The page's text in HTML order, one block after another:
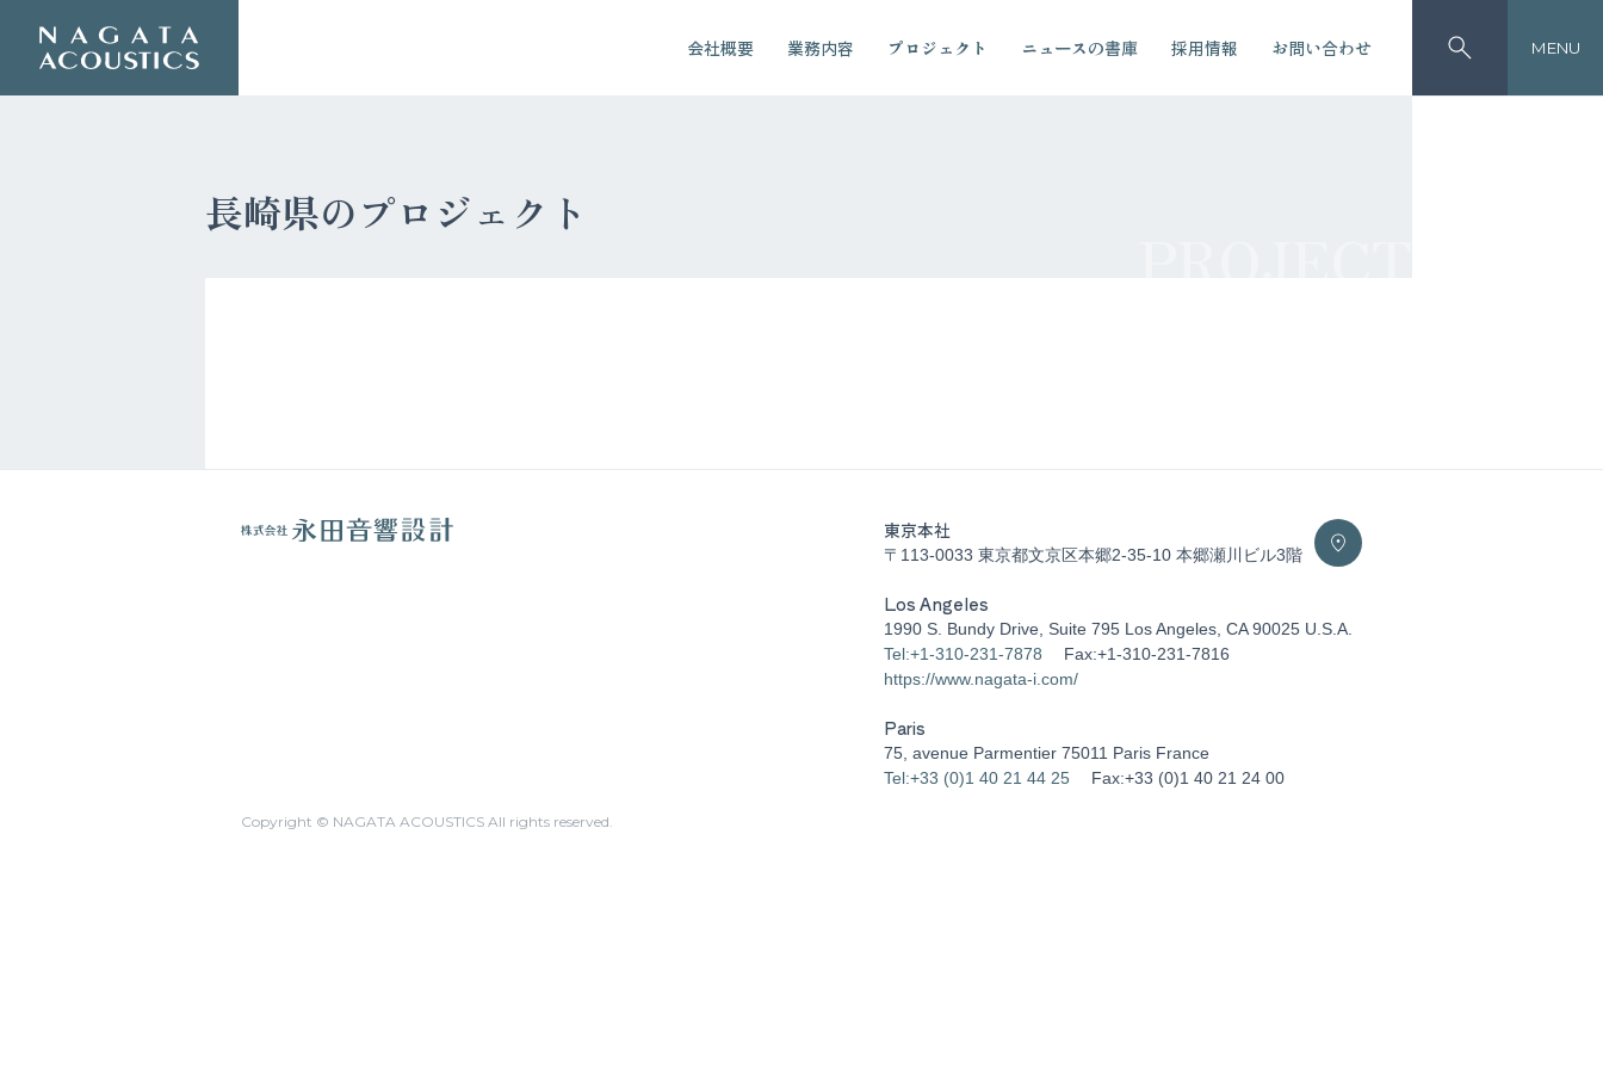
会社概要 業務内容 プロジェクト ニュースの書庫 採用情報 お問い合わせ MENU
長崎県のプロジェクト
東京本社
〒113-0033 東京都文京区本郷2-35-10 本郷瀬川ビル3階
Los Angeles
1990 S. Bundy Drive, Suite 795 Los Angeles, CA 90025 U.S.A.
Tel:+1-310-231-7878
Fax:+1-310-231-7816
https://www.nagata-i.com/
Paris
75, avenue Parmentier 75011 Paris France
Tel:+33 (0)1 40 21 44 25
Fax:+33 (0)1 40 21 24 00
Copyright © NAGATA ACOUSTICS All rights reserved.